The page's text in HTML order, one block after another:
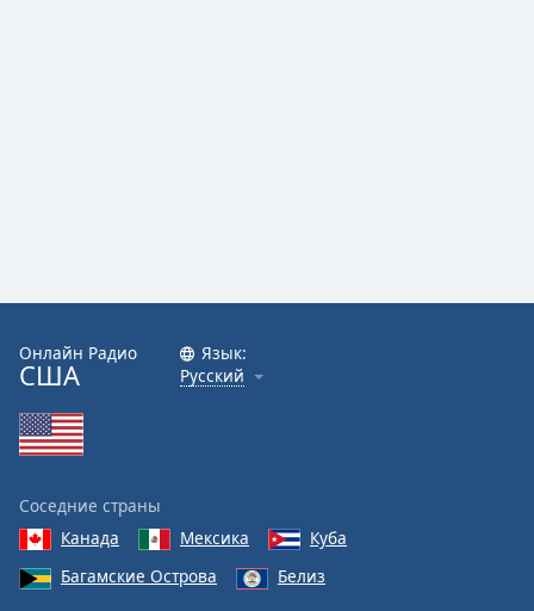
Close
Modal
Dialog
dialog
Онлайн Радио
США
Язык:
Русский
Соседние страны
Канада
Мексика
Куба
Багамские Острова
Белиз